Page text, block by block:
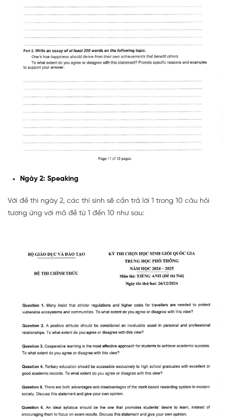
Ngày 2: Speaking
Với đề thi ngày 2, các thí sinh sẽ cần trả lời 1 trong 10 câu hỏi
tương ứng với mã đề từ 1 đến 10 như sau: